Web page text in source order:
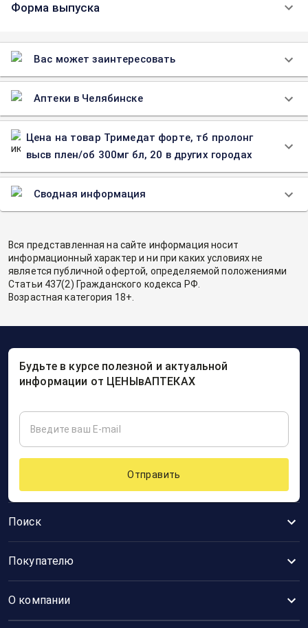
Форма выпуска
Вас может заинтересовать
Аптеки в Челябинске
Цена на товар Тримедат форте, тб пролонг
высв плен/об 300мг бл, 20 в других городах
Сводная информация
Вся представленная на сайте информация носит
информационный характер и ни при каких условиях не
является публичной офертой, определяемой положениями
Статьи 437(2) Гражданского кодекса РФ.
Возрастная категория 18+.
Поиск
Покупателю
О компании
Будьте в курсе полезной и актуальной
информации от ЦЕНЫвАПТЕКАХ
Отправить